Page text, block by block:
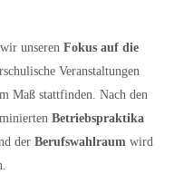
unseren Fokus auf die
Veranstaltungen
Maß stattfinden. Nach den
Betriebspraktika
der Berufswahlraum wird